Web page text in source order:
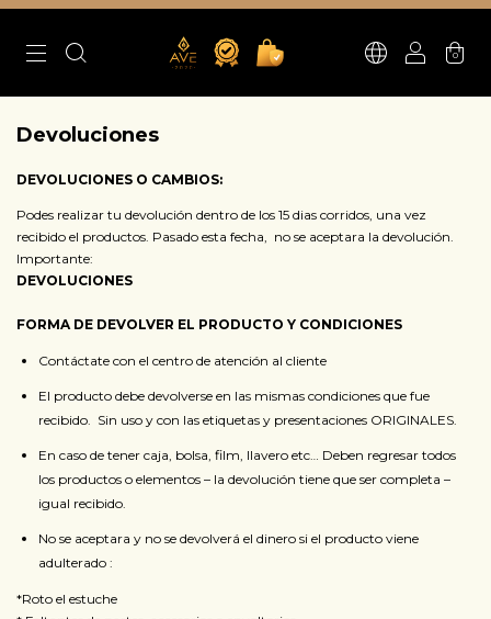
0
Devoluciones
DEVOLUCIONES O CAMBIOS:
Podes realizar tu devolución dentro de los 15 dias corridos, una vez
recibido el productos. Pasado esta fecha, no se aceptara la devolución.
Importante:
DEVOLUCIONES
FORMA DE DEVOLVER EL PRODUCTO Y CONDICIONES
Contáctate con el centro de atención al cliente
El producto debe devolverse en las mismas condiciones que fue
recibido. Sin uso y con las etiquetas y presentaciones ORIGINALES.
En caso de tener caja, bolsa, film, llavero etc… Deben regresar todos
los productos o elementos – la devolución tiene que ser completa –
igual recibido.
No se aceptara y no se devolverá el dinero si el producto viene
adulterado :
*Roto el estuche